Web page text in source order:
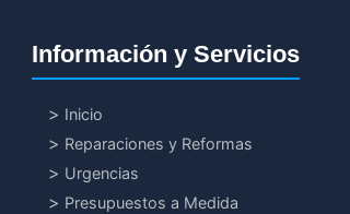
Información y Servicios
Inicio
Reparaciones y Reformas
Urgencias
Presupuestos a Medida